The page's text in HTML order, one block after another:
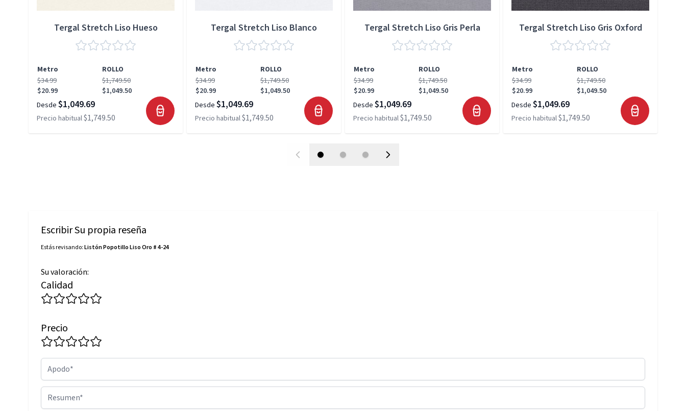
Tergal Stretch Liso Hueso
Metro
ROLLO
$34.99
$20.99
$1,749.50
$1,049.50
Desde $1,049.69
Precio habitual$1,749.50
Tergal Stretch Liso Blanco
Metro
ROLLO
$34.99
$20.99
$1,749.50
$1,049.50
Desde $1,049.69
Precio habitual$1,749.50
Tergal Stretch Liso Gris Perla
Metro
ROLLO
$34.99
$20.99
$1,749.50
$1,049.50
Desde $1,049.69
Precio habitual$1,749.50
Tergal Stretch Liso Gris Oxford
Metro
ROLLO
$34.99
$20.99
$1,749.50
$1,049.50
Desde $1,049.69
Precio habitual$1,749.50
Escribir Su propia reseña
Estás revisando:Listón Popotillo Liso Oro # 4-24
Su valoración:
Calidad
Precio
Apodo
Resumen